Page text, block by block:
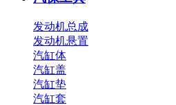
发动机总成
发动机悬置
汽缸体
汽缸盖
汽缸垫
汽缸套